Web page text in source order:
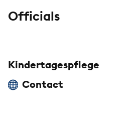
Officials
Kindertagespflege
Contact